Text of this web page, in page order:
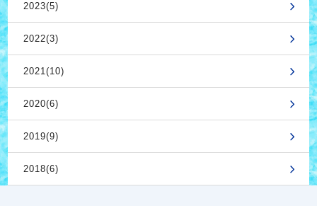
2023(5)
2022(3)
2021(10)
2020(6)
2019(9)
2018(6)